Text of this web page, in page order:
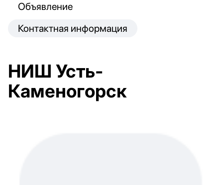
Объявление
Контактная информация
НИШ Усть-
Каменогорск